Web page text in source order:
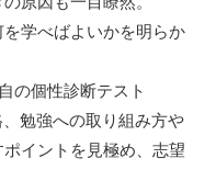
学べばよいかを明らか
の個性診断テスト
、勉強への取り組み方や
イントを見極め、志望